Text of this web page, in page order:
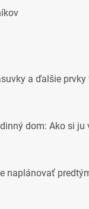
a ďalšie prvky
dom: Ako si
naplánovať